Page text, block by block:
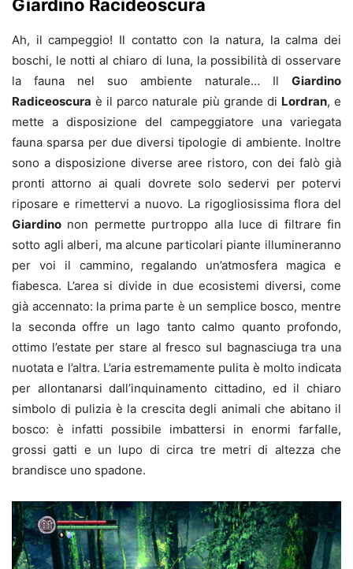
Giardino Racideoscura
Ah, il campeggio! Il contatto con la natura, la calma dei
boschi, le notti al chiaro di luna, la possibilità di osservare
la fauna nel suo ambiente naturale… Il Giardino
Radiceoscura è il parco naturale più grande di Lordran, e
mette a disposizione del campeggiatore una variegata
fauna sparsa per due diversi tipologie di ambiente. Inoltre
sono a disposizione diverse aree ristoro, con dei falò già
pronti attorno ai quali dovrete solo sedervi per potervi
riposare e rimettervi a nuovo. La rigogliosissima flora del
Giardino non permette purtroppo alla luce di filtrare fin
sotto agli alberi, ma alcune particolari piante illumineranno
per voi il cammino, regalando un’atmosfera magica e
fiabesca. L’area si divide in due ecosistemi diversi, come
già accennato: la prima parte è un semplice bosco, mentre
la seconda offre un lago tanto calmo quanto profondo,
ottimo l’estate per stare al fresco sul bagnasciuga tra una
nuotata e l’altra. L’aria estremamente pulita è molto indicata
per allontanarsi dall’inquinamento cittadino, ed il chiaro
simbolo di pulizia è la crescita degli animali che abitano il
bosco: è infatti possibile imbattersi in enormi farfalle,
grossi gatti e un lupo di circa tre metri di altezza che
brandisce uno spadone.